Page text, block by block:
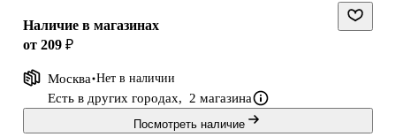
по русскому языку.
Наличие в магазинах
от 209 ₽
Москва Нет в наличии
Есть в других городах, 2 магазина
Посмотреть наличие